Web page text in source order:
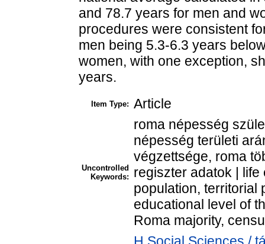
and 78.7 years for men and
procedures were consistent
men being 5.3-6.3 years
women, with one exception,
years.
Item Type: Article
Uncontrolled
Keywords:
roma népesség
népesség területi
végzettsége, roma
regiszter adatok |
population, territorial
educational level of
Roma majority,
H Social Sciences /